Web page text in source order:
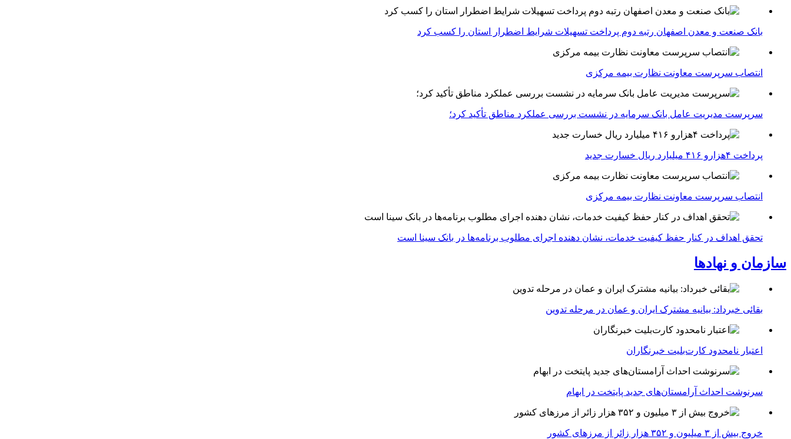
بانک صنعت و معدن اصفهان رتبه دوم پرداخت تسهیلات شرایط اضطرار استان را کسب کرد
انتصاب سرپرست معاونت نظارت بیمه مرکزی
سرپرست مدیریت عامل بانک سرمایه در نشست بررسی عملکرد مناطق تأکید کرد؛
پرداخت ۴هزارو ۴۱۶ میلیارد ریال خسارت جدید
انتصاب سرپرست معاونت نظارت بیمه مرکزی
تحقق اهداف در کنار حفظ کیفیت خدمات، نشان دهنده اجرای مطلوب برنامه‌ها در بانک سینا است
سازمان و نهادها
بقائی خبرداد: بیانیه مشترک ایران و عمان در مرحله تدوین
اعتبار نامحدود کارت‌بلیت خبرنگاران
سرنوشت احداث آرامستان‌های جدید پایتخت در ابهام
خروج بیش از ۳ میلیون و ۳۵۲ هزار زائر از مرزهای کشور